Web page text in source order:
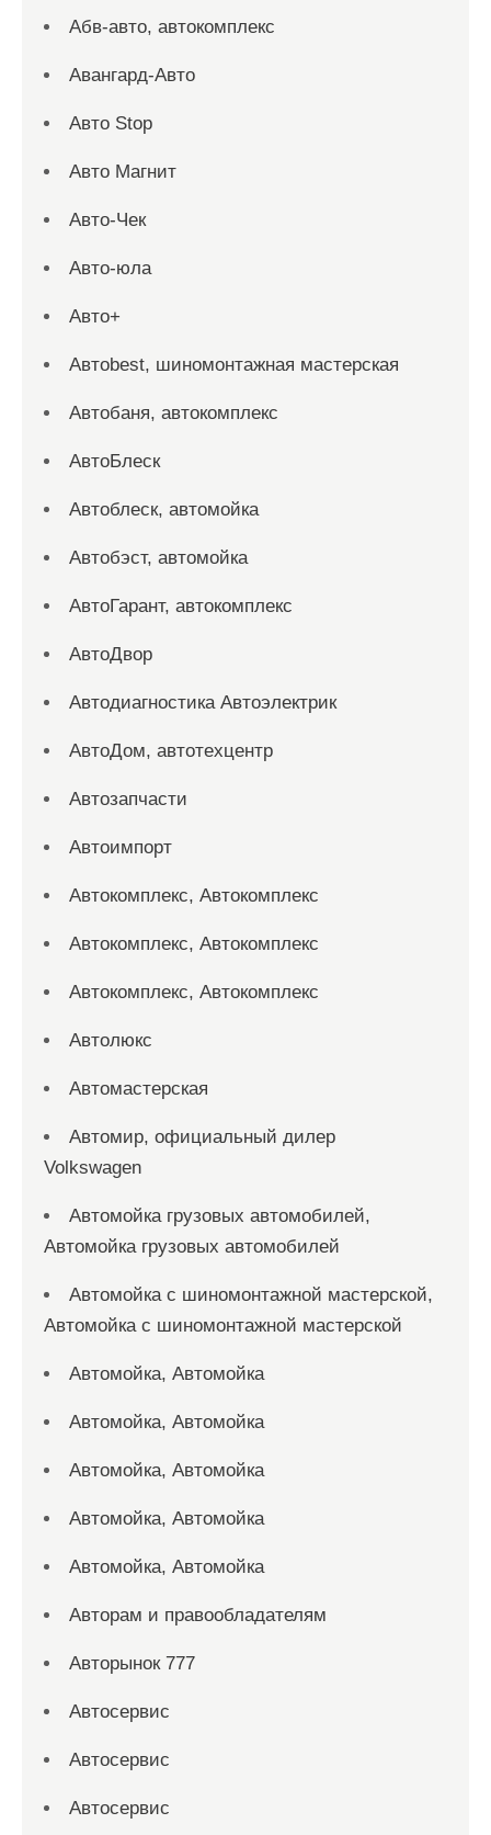
Абв-авто, автокомплекс
Авангард-Авто
Авто Stop
Авто Магнит
Авто-Чек
Авто-юла
Авто+
Автоbest, шиномонтажная мастерская
Автобаня, автокомплекс
АвтоБлеск
Автоблеск, автомойка
Автобэст, автомойка
АвтоГарант, автокомплекс
АвтоДвор
Автодиагностика Автоэлектрик
АвтоДом, автотехцентр
Автозапчасти
Автоимпорт
Автокомплекс, Автокомплекс
Автокомплекс, Автокомплекс
Автокомплекс, Автокомплекс
Автолюкс
Автомастерская
Автомир, официальный дилер
Volkswagen
Автомойка грузовых автомобилей,
Автомойка грузовых автомобилей
Автомойка с шиномонтажной мастерской,
Автомойка с шиномонтажной мастерской
Автомойка, Автомойка
Автомойка, Автомойка
Автомойка, Автомойка
Автомойка, Автомойка
Автомойка, Автомойка
Авторам и правообладателям
Авторынок 777
Автосервис
Автосервис
Автосервис